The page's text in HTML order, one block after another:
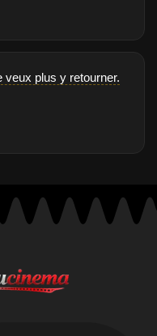
veux plus y retourner.